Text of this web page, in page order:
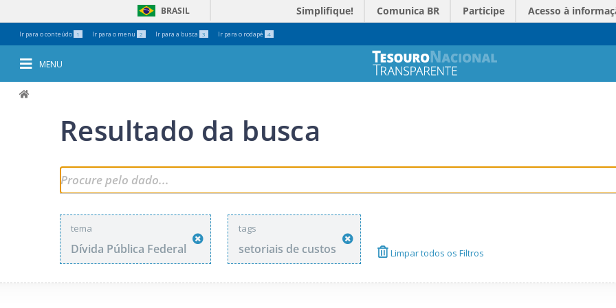
Ir para o conteúdo 1 Ir para o menu 2 Ir para a busca 3 Ir para o rodapé 4
BRASIL Simplifique! Comunica BR Participe Acesso à
MENU
Resultado da busca
tema
Dívida Pública Federal
tags
setoriais de custos Limpar todos os Filtros